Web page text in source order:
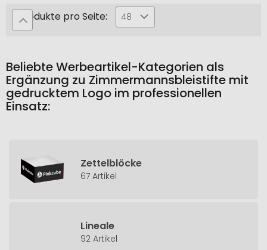
Produkte pro Seite: 48
Beliebte Werbeartikel-Kategorien als
Ergänzung zu Zimmermannsbleistifte mit
gedrucktem Logo im professionellen
Einsatz:
Zettelblöcke
67 Artikel
Lineale
92 Artikel